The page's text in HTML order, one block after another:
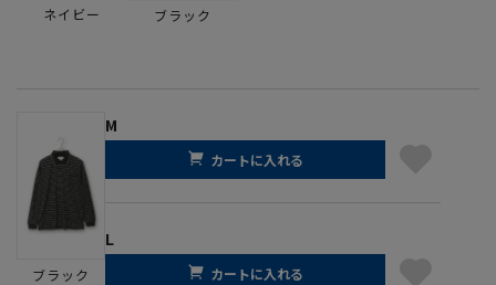
ネイビー ブラック
ブラック
M
カートに入れる
L
カートに入れる